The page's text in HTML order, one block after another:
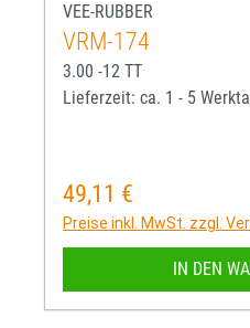
VEE-RUBBER
VRM-174
3.00 -12 TT
Lieferzeit: ca. 1 - 5
Regulärer Preis:
49,11 €
Preise inkl. MwSt. zzgl.
IN DEN